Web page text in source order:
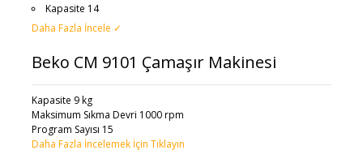
Kapasite 14
Daha Fazla İncele ✓
Beko CM 9101 Çamaşır Makinesi
Kapasite 9 kg
Maksimum Sıkma Devri 1000 rpm
Program Sayısı 15
Daha Fazla İncelemek İçin Tıklayın